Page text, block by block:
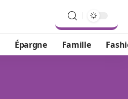
Épargne Famille